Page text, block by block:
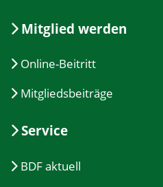
Mitglied werden
Online-Beitritt
Mitgliedsbeiträge
Service
BDF aktuell